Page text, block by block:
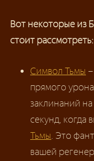
Вот некоторые из
стоит рассмотреть:
Символ Тьмы
прямого
заклинаний
секунд, когда
Тьмы . Это
вашей